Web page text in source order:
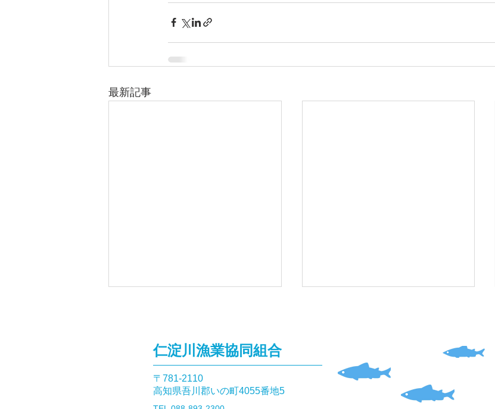
最新記事
「ダイワのオトリ缶」を預か 「仁淀川親子ふれあい交流体
仁淀川漁業協同組合
〒781-2110​
高知県吾川郡いの町4055番地5